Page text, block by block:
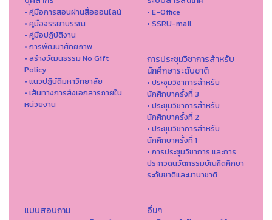
• คู่มือการสอนผ่านสื่อออนไลน์
• คูมือจรรยาบรรณ
• คู่มือปฏิบัติงาน
• การพัฒนาศักยภาพ
• สร้างวัฒนธรรม No Gift
Policy
• แนวปฏิบัติมหาวิทยาลัย
• เส้นทางการส่งเอกสารภายใน
หน่วยงาน
• E-Office
• SSRU-mail
การประชุมวิชาการสำหรับ
นักศึกษาระดับชาติ
• ประชุมวิชาการสำหรับ
นักศึกษาครั้งที่ 3
• ประชุมวิชาการสำหรับ
นักศึกษาครั้งที่ 2
• ประชุมวิชาการสำหรับ
นักศึกษาครั้งที่ 1
• การประชุมวิชาการ และการ
ประกวดนวัตกรรมบัณฑิตศึกษา
ระดับชาติและนานาชาติ
แบบสอบถาม อื่นๆ